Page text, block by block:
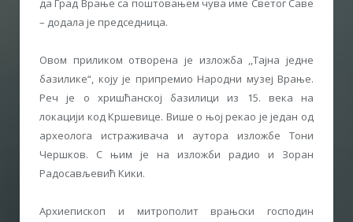
да Град Врање са поштовањем чува име Светог Саве
– додала је председница.
Овом приликом отворена је изложба ,,Тајна једне
базилике“, коју је припремио Народни музеј Врање.
Реч је о хришћанској базилици из 15. века на
локацији код Кршевице. Више о њој рекао је један од
археолога истраживача и аутора изложбе Тони
Чершков. С њим је на изложби радио и Зоран
Радосављевић Кики.
Архиепископ и митрополит врањски господин